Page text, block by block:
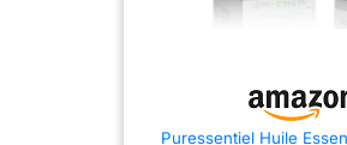
support neutre, maximum
LA SCIENCE DES HUILES
ESSENTIELLES : Pranarôm
expert de la science des
Puressentiel Huile